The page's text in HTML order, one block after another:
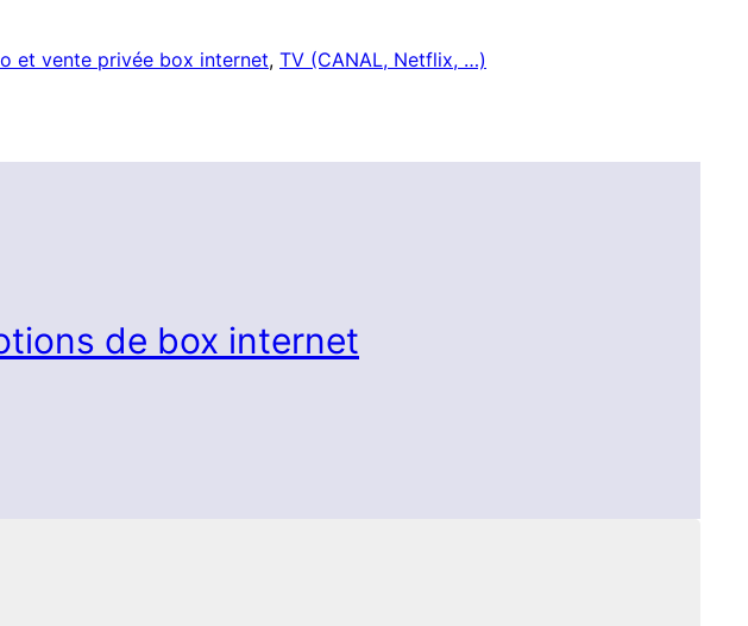
et vente privée box internet, TV (CANAL, Netflix, …)
de box internet